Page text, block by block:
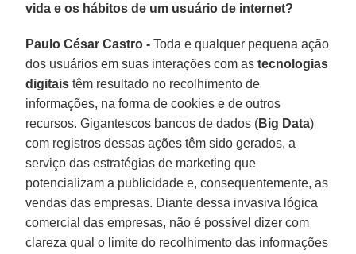
vida e os hábitos de um usuário de internet?
Paulo César Castro - Toda e qualquer pequena ação
dos usuários em suas interações com astecnologias
digitais têm resultado no recolhimento de
informações, na forma de cookies e de outros
recursos. Gigantescos bancos de dados (Big Data)
com registros dessas ações têm sido gerados, a
serviço das estratégias de marketing que
potencializam a publicidade e, consequentemente, as
vendas das empresas. Diante dessa invasiva lógica
comercial das empresas, não é possível dizer com
clareza qual o limite do recolhimento das informações